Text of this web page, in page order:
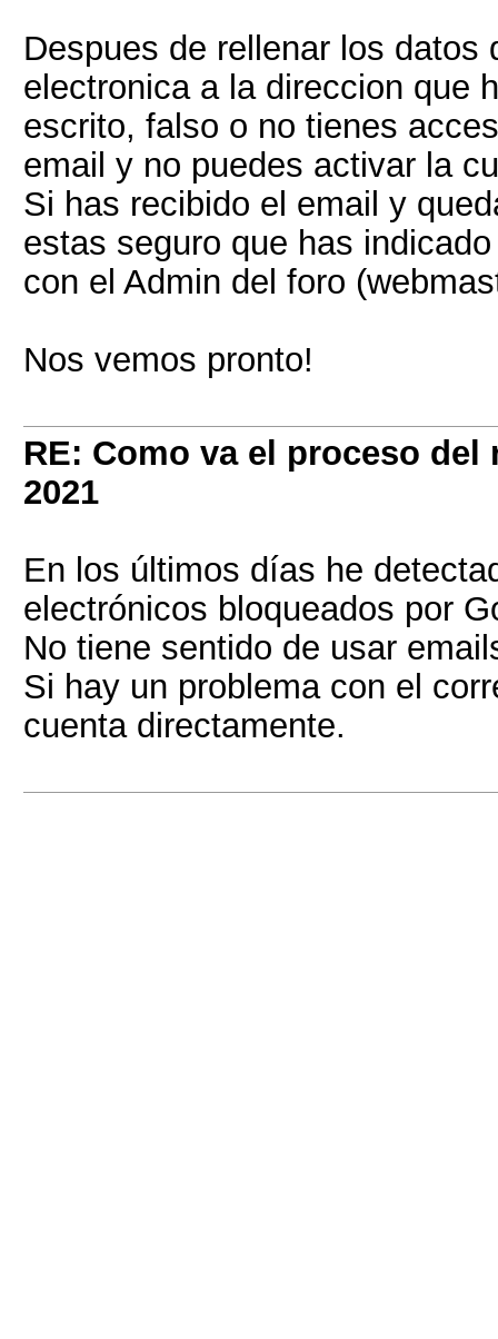
Despues de rellenar los
electronica a la direccion que
escrito, falso o no tienes
email y no puedes activar la
Si has recibido el email y
estas seguro que has
con el Admin del foro
Nos vemos pronto!
RE: Como va el proceso
2021
En los últimos días he
electrónicos bloqueados por
No tiene sentido de usar
Si hay un problema con el
cuenta directamente.